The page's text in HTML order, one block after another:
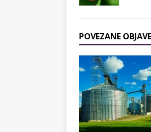
POVEZANE OBJAVE